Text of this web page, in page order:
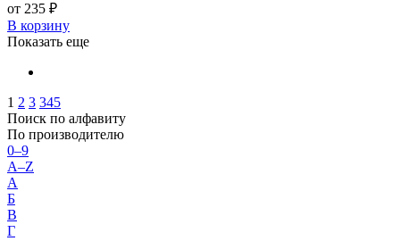
от 235 ₽
В корзину
Показать еще
1 2 3 345
Поиск по алфавиту
По производителю
0–9
A–Z
А
Б
В
Г